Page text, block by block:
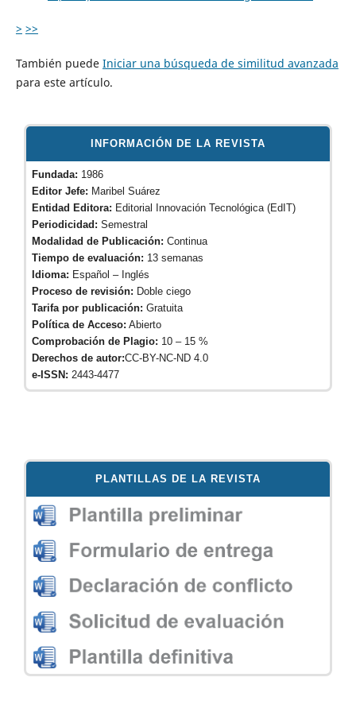
> >>
También puede Iniciar una búsqueda de similitud avanzada
para este artículo.
INFORMACIÓN DE LA REVISTA
Fundada: 1986
Editor Jefe: Maribel Suárez
Entidad Editora: Editorial Innovación Tecnológica (EdIT)
Periodicidad: Semestral
Modalidad de Publicación: Continua
Tiempo de evaluación: 13 semanas
Idioma: Español – Inglés
Proceso de revisión: Doble ciego
Tarifa por publicación: Gratuita
Política de Acceso: Abierto
Comprobación de Plagio: 10 – 15 %
Derechos de autor:CC-BY-NC-ND 4.0
e-ISSN: 2443-4477
PLANTILLAS DE LA REVISTA